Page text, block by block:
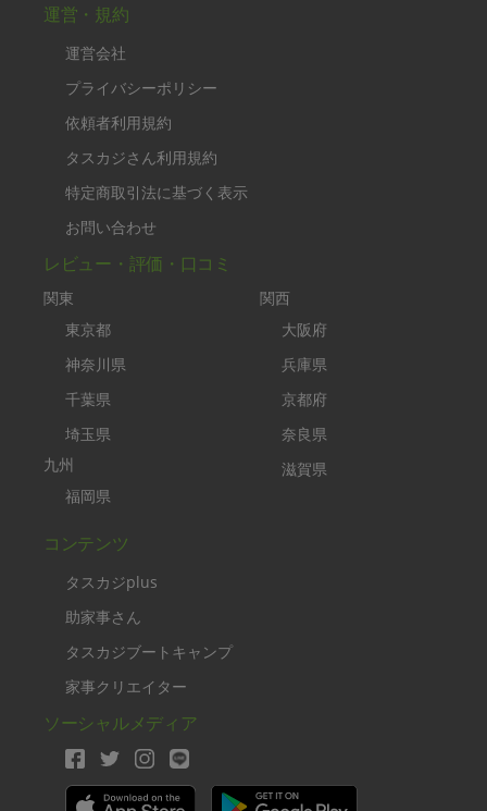
運営・規約
運営会社
プライバシーポリシー
依頼者利用規約
タスカジさん利用規約
特定商取引法に基づく表示
お問い合わせ
レビュー・評価・口コミ
関東
東京都
神奈川県
千葉県
埼玉県
九州
福岡県
関西
大阪府
兵庫県
京都府
奈良県
滋賀県
コンテンツ
タスカジplus
助家事さん
タスカジブートキャンプ
家事クリエイター
ソーシャルメディア